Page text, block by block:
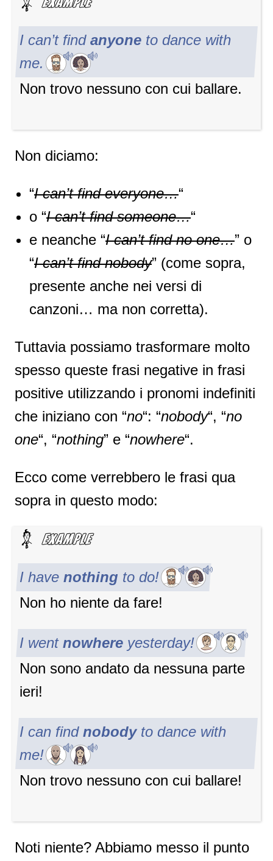
I can’t find anyone to dance with
me.
Non trovo nessuno con cui ballare.
Non diciamo:
“I can’t find everyone…“
o “Ican’t findsomeone…“
e neanche “Ican’t findno one…” o
“I can’t find nobody” (come sopra,
presente anche nei versi di
canzoni… ma non corretta).
Tuttavia possiamo trasformare molto
spesso queste frasi negative in frasi
positive utilizzando i pronomi indefiniti
che iniziano con “no“: “nobody“, “no
one“, “nothing” e “nowhere“.
Ecco come verrebbero le frasi qua
sopra in questo modo:
I have nothing to do!
Non ho niente da fare!
I went nowhere yesterday!
Non sono andato da nessuna parte
ieri!
I can find nobodyto dance with
me!
Non trovo nessuno con cui ballare!
Noti niente? Abbiamo messo il punto